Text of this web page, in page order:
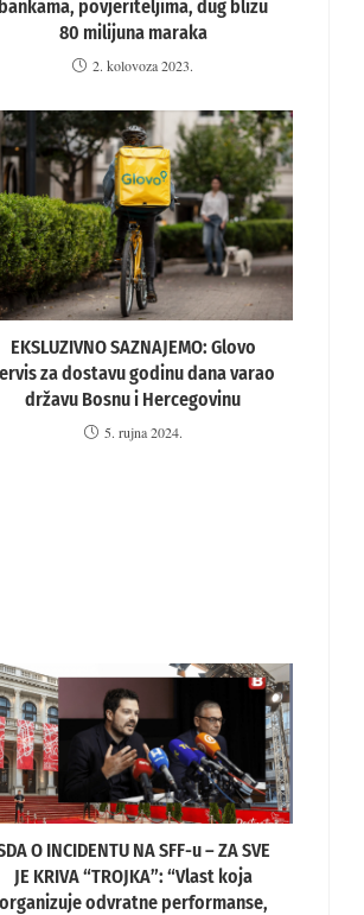
bankama, povjeriteljima, dug blizu
80 milijuna maraka
2. kolovoza 2023.
EKSLUZIVNO SAZNAJEMO: Glovo
za dostavu godinu dana varao
državu Bosnu i Hercegovinu
5. rujna 2024.
O INCIDENTU NA SFF-u – ZA SVE
JE KRIVA “TROJKA”: “Vlast koja
organizuje odvratne performanse,